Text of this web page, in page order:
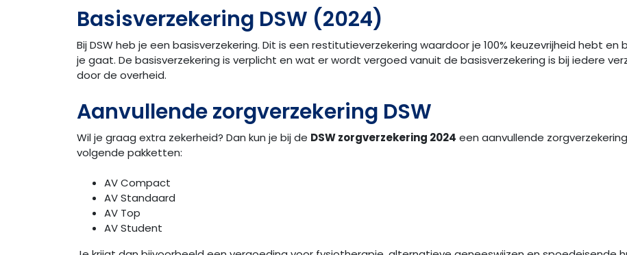
Basisverzekering DSW (2024)
Bij DSW heb je een basisverzekering. Dit is een restitutieverzekering waardoor je 100% keuzevrijheid hebt
je gaat. De basisverzekering is verplicht en wat er wordt vergoed vanuit de basisverzekering is bij iedere
door de overheid.
Aanvullende zorgverzekering DSW
Wil je graag extra zekerheid? Dan kun je bij de DSW zorgverzekering 2024 een aanvullende
volgende pakketten:
AV Compact
AV Standaard
AV Top
AV Student